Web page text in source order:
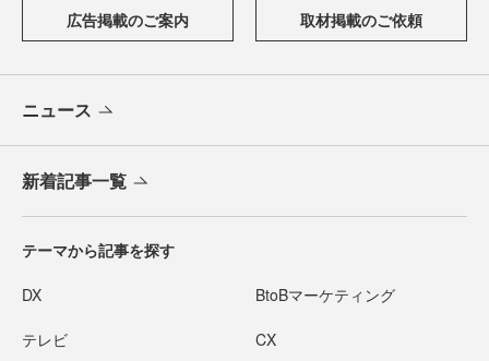
広告掲載のご案内 取材掲載のご依頼
ニュース
新着記事一覧
テーマから記事を探す
DX BtoBマーケティング
テレビ CX